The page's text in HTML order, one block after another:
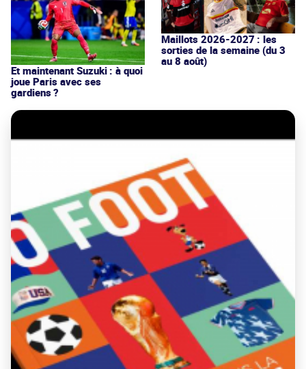
Et maintenant Suzuki : à quoi
joue Paris avec ses
gardiens ?
Maillots 2026-2027 : les
sorties de la semaine (du 3
au 8 août)